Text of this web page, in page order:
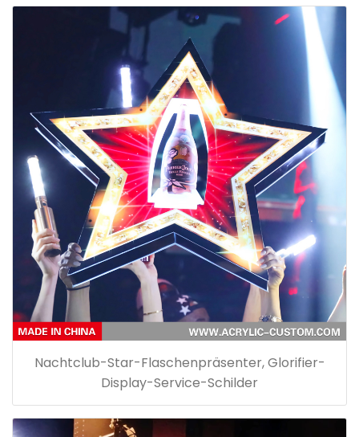
Nachtclub-Star-Flaschenpräsenter, Glorifier-
Display-Service-Schilder